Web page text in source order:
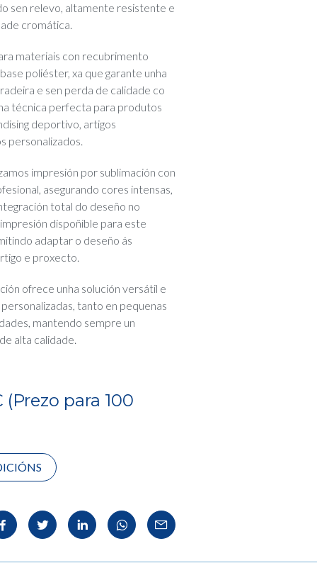
sen relevo, altamente resistente e
cromática.
materiais con recubrimento
poliéster, xa que garante unha
e sen perda de calidade co
técnica perfecta para produtos
deportivo, artigos
personalizados.
impresión por sublimación con
asegurando cores intensas,
total do deseño no
dispoñible para este
adaptar o deseño ás
e proxecto.
ofrece unha solución versátil e
tanto en pequenas
mantendo sempre un
alta calidade.
para 100